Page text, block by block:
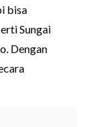
bisa
Sungai
Dengan